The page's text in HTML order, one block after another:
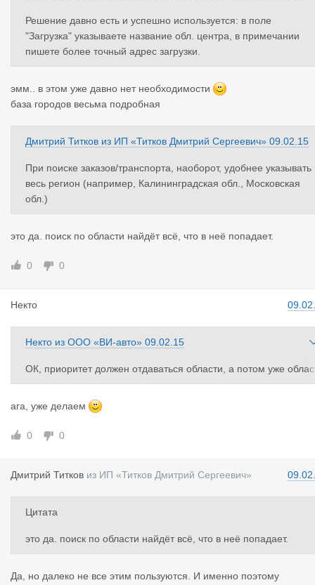
Решение давно есть и успешно используется: в поле
"Загрузка" указываете название обл. центра, в примечании
пишете более точный адрес загрузки.
эмм.. в этом уже давно нет необходимости
база городов весьма подробная
Дмитрий Титков из ИП «Титков Дмитрий Сергеевич» 09.02.15
При поиске заказов/транспорта, наоборот, удобнее указывать
весь регион (например, Калининградская обл., Московская
обл.)
это да. поиск по области найдёт всё, что в неё попадает.
0 0
Некто
Некто из ООО «ВИ-авто» 09.02.15
ОК, приоритет должен отдаваться области, а потом уже
ному центру, предлагаю, в поле "ЗАГРУЗКА" и "ВЫГРУЗКА" пр
и одноразовом нажатии мышкой выпадать: Московская обл,
ссия, Ленинградская обл, Россия, Калининградская обл, Росси
я..
ага, уже делаем
0 0
Дмитрий Титков из ИП «Титков Дмитрий Сергеевич»
Цитата
это да. поиск по области найдёт всё, что в неё попадает.
Да, но далеко не все этим пользуются. И именно поэтому